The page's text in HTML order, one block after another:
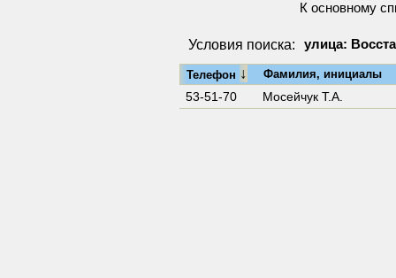
К основному
Условия поиска: улица:
Телефон ↓ Фамилия, инициалы
53-51-70 Мосейчук Т.А.